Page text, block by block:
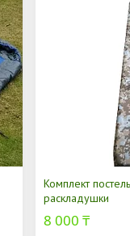
Комплект
раскладушки
8 000 ₸